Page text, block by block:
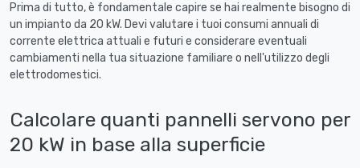
Prima di tutto, è fondamentale capire se hai realmente bisogno di
un impianto da 20 kW. Devi valutare i tuoi consumi annuali di
corrente elettrica attuali e futuri e considerare eventuali
cambiamenti nella tua situazione familiare o nell'utilizzo degli
elettrodomestici.
Calcolare quanti pannelli servono per
20 kW in base alla superficie